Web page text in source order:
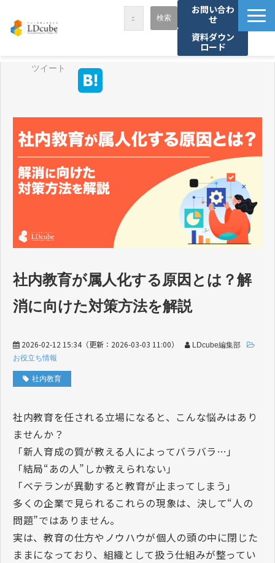
お問い合わ
せ
資料ダウン
ロード
LDcubeが選ばれる理由
事例紹介
セミナー・講座
お役立ち情報
資料ダウンロード
パートナー募集
ツイート
社内教育が属人化する原因とは？解
消に向けた対策方法を解説
2026-02-12 15:34（更新： 2026-03-03 11:00）
LDcube編集部
お役立ち情報
社内教育
社内教育を任される立場になると、こんな悩みはあり
ませんか？
「新人育成の質が教える人によってバラバラ…」
「結局“あの人”しか教えられない」
「ベテランが異動すると教育が止まってしまう」
多くの企業で見られるこれらの現象は、決して“人の
問題”ではありません。
実は、教育の仕方やノウハウが個人の頭の中に閉じた
ままになっており、組織として扱う仕組みが整ってい